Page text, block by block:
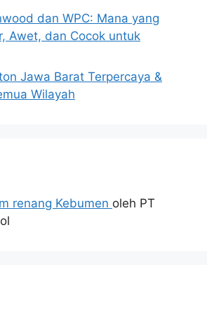
dan WPC: Mana yang
Awet, dan Cocok untuk
Jawa Barat Terpercaya &
Wilayah
renang Kebumen oleh PT